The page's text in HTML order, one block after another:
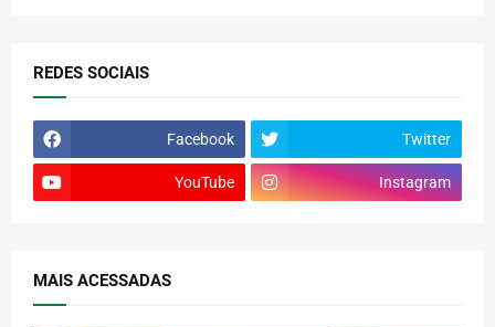
REDES SOCIAIS
Facebook Twitter
YouTube Instagram
MAIS ACESSADAS